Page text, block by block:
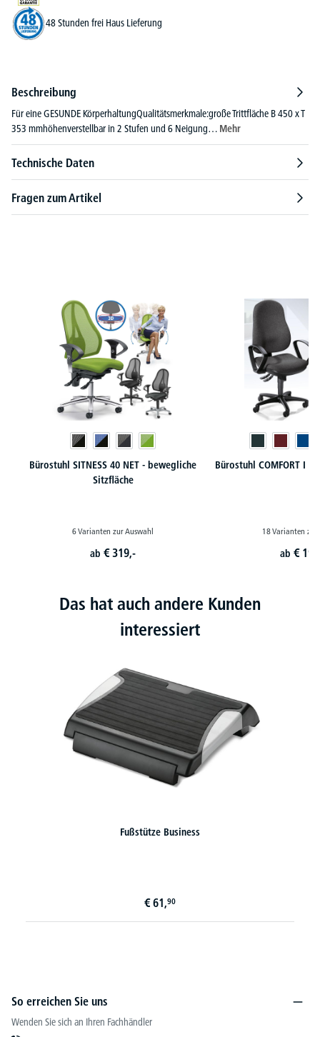
48 Stunden frei Haus Lieferung
Beschreibung
Für eine GESUNDE KörperhaltungQualitätsmerkmale:große Trittfläche B 450 x T
353 mmhöhenverstellbar in 2 Stufen und 6 Neigung… Mehr
Technische Daten
Fragen zum Artikel
Bürostuhl SITNESS 40 NET - bewegliche
Sitzfläche
6 Varianten zur Auswahl
ab€ 319,-
Bürostuhl COMFORT I -
18 Varianten zur
ab €
Das hat auch andere Kunden
interessiert
So erreichen Sie uns
Wenden Sie sich an Ihren Fachhändler